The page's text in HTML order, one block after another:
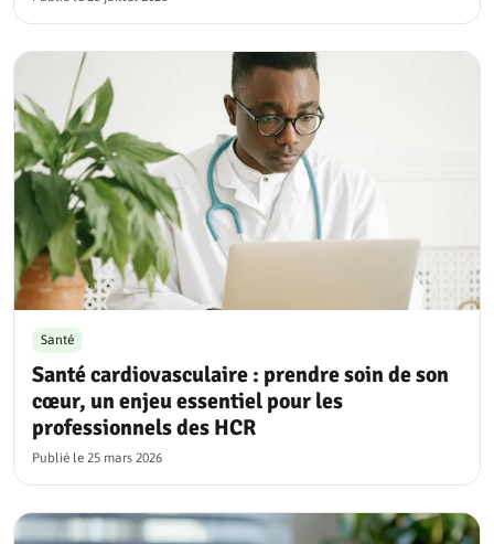
Santé cardiovasculaire : prendre soin de son
cœur, un enjeu essentiel pour les
professionnels des HCR
Santé
Publié le 25 mars 2026